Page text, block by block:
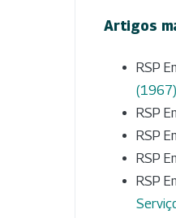
Artigos
RSP
(1967)
RSP
RSP
RSP
RSP